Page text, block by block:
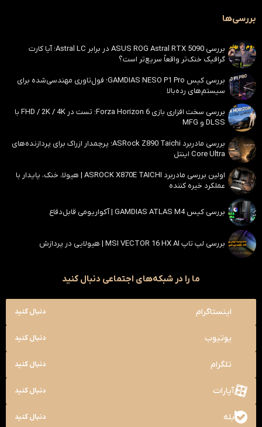
بررسی‌ها
بررسی ASUS ROG Astral RTX 5090 در برابر Astral LC؛ آیا کارت
گرافیک خنک‌تر واقعاً سریع‌تر است؟
بررسی کیس GAMDIAS NESO P1 Pro؛ فول‌تاوری مهندسی‌شده برای
سیستم‌های رده‌بالا
بررسی سخت افزاری بازی Forza Horizon 6؛ تست در FHD / 2K / 4K با
DLSS و MFG
بررسی مادربرد ASRock Z890 Taichi؛ پرچمدار ازراک برای پردازنده‌های
Core Ultra اینتل
اولین بررسی مادربرد ASROCK X870E TAICHI | هیولا، خنک، پایدار با
عملکرد خیره کننده
بررسی کیس GAMDIAS ATLAS M4 | آکواریومی قابل‌دفاع
بررسی لپ تاپ MSI VECTOR 16 HX AI | هیولایی در پردازش
ما را در شبکه‌های اجتماعی دنبال کنید
اینستاگرام دنبال کنید
یوتیوب دنبال کنید
تلگرام دنبال کنید
آپارات دنبال کنید
بله دنبال کنید